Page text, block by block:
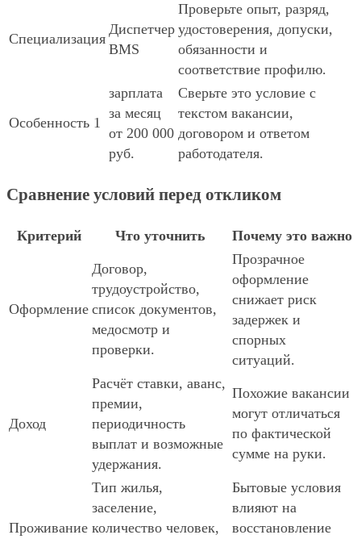
Специализация
Диспетчер
BMS
Проверьте опыт, разряд,
удостоверения, допуски,
обязанности и
соответствие профилю.
Особенность 1
зарплата
за месяц
от 200 000
руб.
Сверьте это условие с
текстом вакансии,
договором и ответом
работодателя.
Сравнение условий перед откликом
Критерий Что уточнить Почему это важно
Оформление
Договор,
трудоустройство,
список документов,
медосмотр и
проверки.
Прозрачное
оформление
снижает риск
задержек и
спорных
ситуаций.
Доход
Расчёт ставки, аванс,
премии,
периодичность
выплат и возможные
удержания.
Похожие вакансии
могут отличаться
по фактической
сумме на руки.
Проживание
Тип жилья,
заселение,
количество человек,
Бытовые условия
влияют на
восстановление